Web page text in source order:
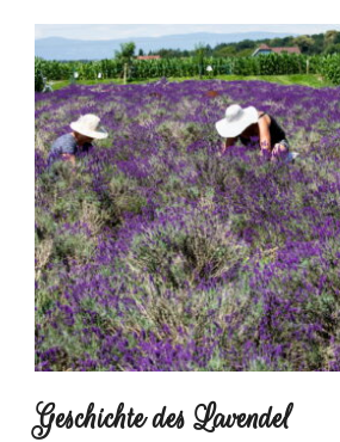
Geschichte des Lavendel